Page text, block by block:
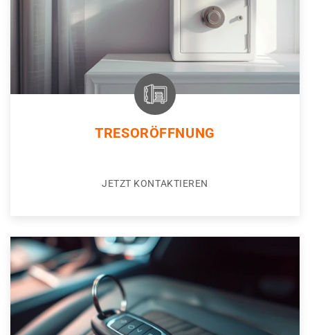
TRESORÖFFNUNG
JETZT KONTAKTIEREN